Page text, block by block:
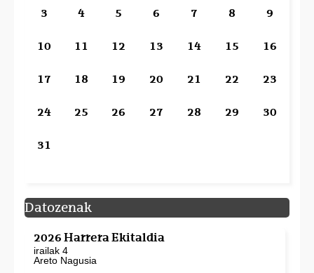
3 4 5 6 7 8 9
10 11 12 13 14 15 16
17 18 19 20 21 22 23
24 25 26 27 28 29 30
31
Datozenak
2026 Harrera Ekitaldia
irailak 4
Areto Nagusia